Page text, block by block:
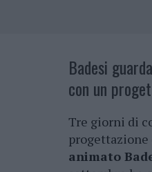
Badesi
con un
Tre giorni di
progettazione
animato